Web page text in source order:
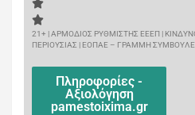
21+ | ΑΡΜΟΔΙΟΣ ΡΥΘΜΙΣΤΗΣ ΕΕΕΠ |
ΠΕΡΙΟΥΣΙΑΣ | ΕΟΠΑΕ – ΓΡΑΜΜΗ
Πληροφορίες -
Αξιολόγηση
pamestoixima.gr